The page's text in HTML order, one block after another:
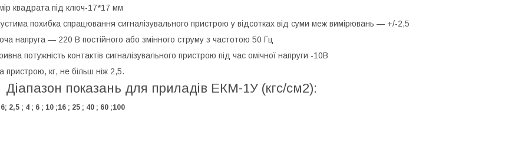
квадрата під ключ-17*17 мм
похибка спрацювання сигналізувального пристрою у відсотках від суми меж вимірювань — +/-2,5
напруга — 220 В постійного або змінного струму з частотою 50 Гц
потужність контактів сигналізувального пристрою під час омічної напруги -10В
пристрою, кг, не більш ніж 2,5.
Діапазон показань для приладів ЕКМ-1У (кгс/см2):
2,5 ; 4 ; 6 ; 10 ;16 ; 25 ; 40 ; 60 ;100